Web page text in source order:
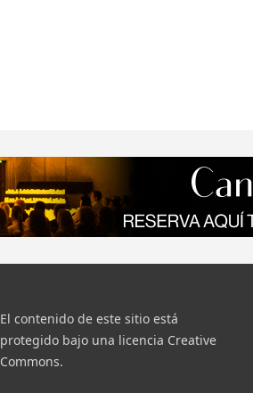
El contenido de este sitio está
protegido bajo una licencia Creative
Commons.